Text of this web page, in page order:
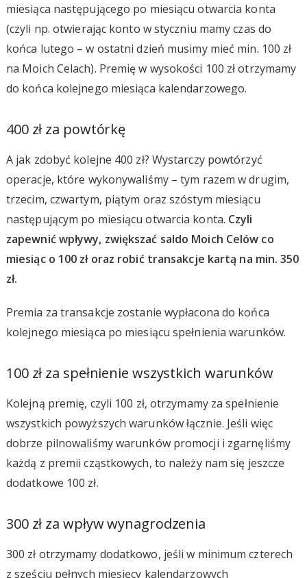
miesiąca następującego po miesiącu otwarcia konta
(czyli np. otwierając konto w styczniu mamy czas do
końca lutego – w ostatni dzień musimy mieć min. 100 zł
na Moich Celach). Premię w wysokości 100 zł otrzymamy
do końca kolejnego miesiąca kalendarzowego.
400 zł za powtórkę
A jak zdobyć kolejne 400 zł? Wystarczy powtórzyć
operacje, które wykonywaliśmy – tym razem w drugim,
trzecim, czwartym, piątym oraz szóstym miesiącu
następującym po miesiącu otwarcia konta. Czyli
zapewnić wpływy, zwiększać saldo Moich Celów co
miesiąc o 100 zł oraz robić transakcje kartą na min. 350
zł.
Premia za transakcje zostanie wypłacona do końca
kolejnego miesiąca po miesiącu spełnienia warunków.
100 zł za spełnienie wszystkich warunków
Kolejną premię, czyli 100 zł, otrzymamy za spełnienie
wszystkich powyższych warunków łącznie. Jeśli więc
dobrze pilnowaliśmy warunków promocji i zgarnęliśmy
każdą z premii cząstkowych, to należy nam się jeszcze
dodatkowe 100 zł.
300 zł za wpływ wynagrodzenia
300 zł otrzymamy dodatkowo, jeśli w minimum czterech
z sześciu pełnych miesięcy kalendarzowych